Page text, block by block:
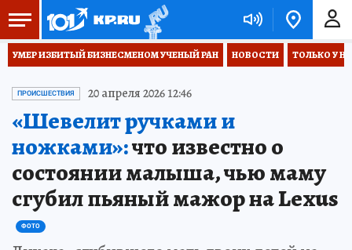
УМЕР ИЗБИТЫЙ БИЗНЕСМЕНОМ УЧЕНЫЙ РАН НОВОСТИ ТОЛЬКО У
ПРОИСШЕСТВИЯ 20 апреля 2026 12:46
«Шевелит ручками и
ножками»:что известно о
состоянии малыша, чью маму
сгубил пьяный мажор на Lexus
ФОТО